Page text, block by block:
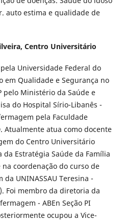
auto estima e qualidade de
Centro Universitário
Universidade Federal do
em Qualidade e Segurança no
pelo Ministério da Saúde e
do Hospital Sírio-Libanês -
pela Faculdade
Atualmente atua como docente
do Centro Universitário
Estratégia Saúde da Família
na coordenação do curso de
UNINASSAU Teresina -
Foi membro da diretoria da
- ABEn Seção PI
ocupou a Vice-